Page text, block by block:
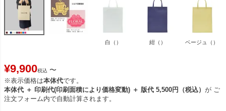
白（） 紺（） ベージュ（）
¥9,900税込 〜
※表示価格は本体代です。
本体代 ＋ 印刷代(印刷面積により価格変動) ＋ 版代 5,500円（税込） が ご
注文フォーム内で自動計算されます。